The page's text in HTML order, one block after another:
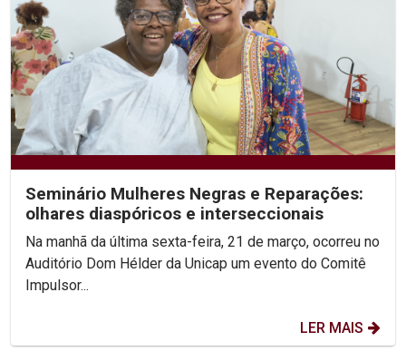
Seminário Mulheres Negras e Reparações:
olhares diaspóricos e interseccionais
Na manhã da última sexta-feira, 21 de março, ocorreu no
Auditório Dom Hélder da Unicap um evento do Comitê
Impulsor...
LER MAIS